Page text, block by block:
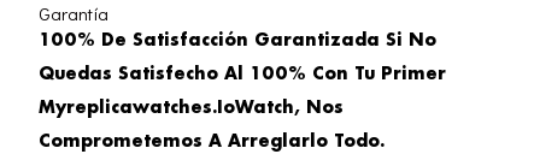
Garantía
100% De Satisfacción Garantizada Si No
Quedas Satisfecho Al 100% Con Tu Primer
Myreplicawatches.ioWatch, Nos
Comprometemos A Arreglarlo Todo.